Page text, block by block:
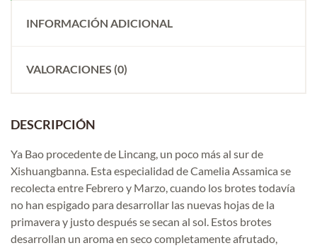
INFORMACIÓN ADICIONAL
VALORACIONES (0)
DESCRIPCIÓN
Ya Bao procedente de Lincang, un poco más al sur de
Xishuangbanna. Esta especialidad de Camelia Assamica se
recolecta entre Febrero y Marzo, cuando los brotes todavía
no han espigado para desarrollar las nuevas hojas de la
primavera y justo después se secan al sol. Estos brotes
desarrollan un aroma en seco completamente afrutado,